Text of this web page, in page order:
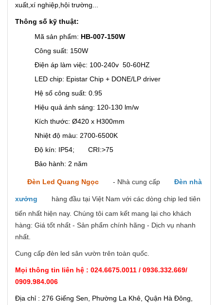
xuất,xí nghiệp,hội trường...
Thông số kỹ thuật:
Mã sản phẩm: HB-007-150W
Công suất: 150W
Điện áp làm việc: 100-240v 50-60HZ
LED chip: Epistar Chip + DONE/LP driver
Hệ số công suất: 0.95
Hiệu quả ánh sáng: 120-130 lm/w
Kích thước: Ø420 x H300mm
Nhiệt độ màu: 2700-6500K
Độ kín: IP54; CRI:>75
Bảo hành: 2 năm
Đèn Led Quang Ngọc - Nhà cung cấp Đèn nhà
xưởng
hàng đầu tại Việt Nam với các dòng chip led tiên
tiến nhất hiện nay. Chúng tôi cam kết mang lại cho khách
hàng: Giá tốt nhất - Sản phẩm chính hãng - Dịch vụ nhanh
nhất.
Cung cấp đèn led sân vườn trên toàn quốc.
Mọi thông tin liên hệ : 024.6675.0011 / 0936.332.669/
0909.984.006
Địa chỉ : 276 Giếng Sen, Phường La Khê, Quận Hà Đông,